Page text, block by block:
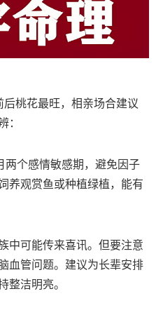
桃花最旺，相亲场合建议
：
两个感情敏感期，避免因子
养观赏鱼或种植绿植，能有
中可能传来喜讯。但要注意
血管问题。建议为长辈安排
整洁明亮。